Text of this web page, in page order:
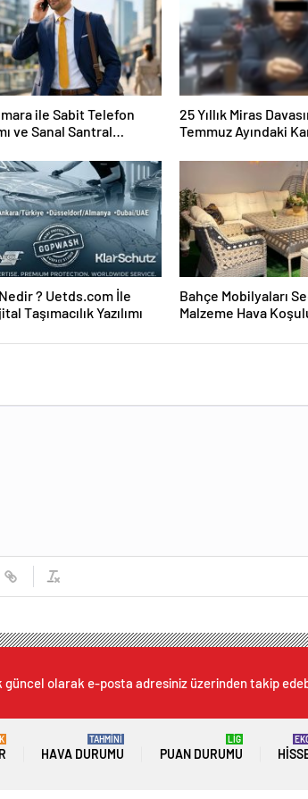
ile Sabit Telefon
ve Sanal Santral
25 Yıllık Miras
Temmuz Ayındaki
? Uetds.com İle
Taşımacılık Yazılımı
Bahçe Mobilyaları
Malzeme Hava
güncel olarak e-posta adresiniz üzerinden takip
HAVA DURUMU
TAHMİNİ
PUAN DURUMU
LİG